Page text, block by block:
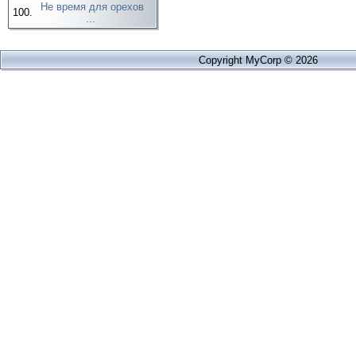
100.
Не время для орехов
...
Copyright MyCorp © 2026